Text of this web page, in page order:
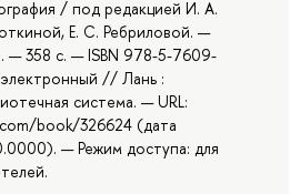
/ под редакцией И. А.
Е. С. Ребриловой. —
— 358 с. — ISBN 978-5-7609-
// Лань :
система. — URL:
book/326624 (дата
— Режим доступа: для